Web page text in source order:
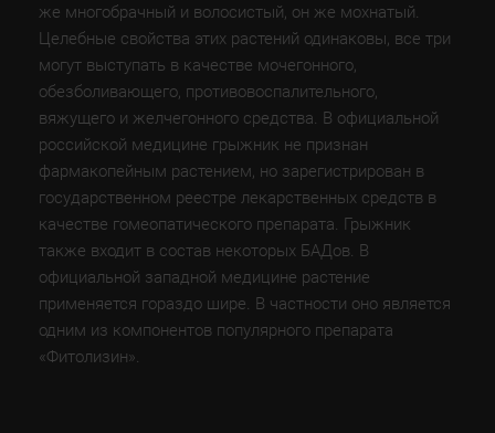
же многобрачный и волосистый, он же мохнатый.
Целебные свойства этих растений одинаковы, все три
могут выступать в качестве мочегонного,
обезболивающего, противовоспалительного,
вяжущего и желчегонного средства. В официальной
российской медицине грыжник не признан
фармакопейным растением, но зарегистрирован в
государственном реестре лекарственных средств в
качестве гомеопатического препарата. Грыжник
также входит в состав некоторых БАДов. В
официальной западной медицине растение
применяется гораздо шире. В частности оно является
одним из компонентов популярного препарата
«Фитолизин».